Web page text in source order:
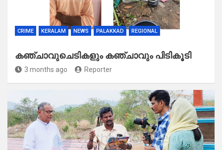
CRIME KERALAM NEWS PALAKKAD REGIONAL
കഞ്ചാവുചെടികളും കഞ്ചാവും പിടികൂടി
3 months ago Reporter